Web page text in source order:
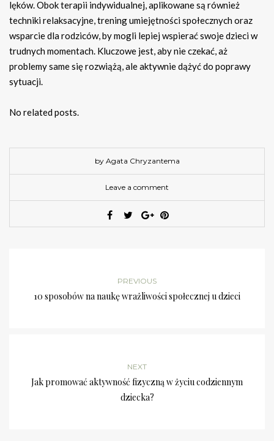
lęków. Obok terapii indywidualnej, aplikowane są również
techniki relaksacyjne, trening umiejętności społecznych oraz
wsparcie dla rodziców, by mogli lepiej wspierać swoje dzieci w
trudnych momentach. Kluczowe jest, aby nie czekać, aż
problemy same się rozwiążą, ale aktywnie dążyć do poprawy
sytuacji.
No related posts.
by Agata Chryzantema
Leave a comment
PREVIOUS
10 sposobów na naukę wrażliwości społecznej u dzieci
NEXT
Jak promować aktywność fizyczną w życiu codziennym
dziecka?